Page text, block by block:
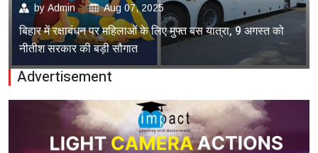
by Admin Aug 07, 2025
बिहार में रक्षाबंधन पर महिलाओं के लिए मुफ्त बस यात्रा, 9 अगस्त को
नीतीश सरकार की बड़ी सौगात
Advertisement